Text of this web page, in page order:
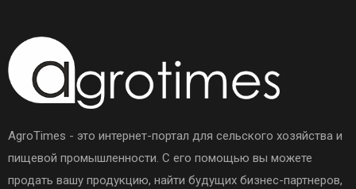
AgroTimes - это интернет-портал для сельского хозяйства и
пищевой промышленности. С его помощью вы можете
продать вашу продукцию, найти будущих бизнес-партнеров,